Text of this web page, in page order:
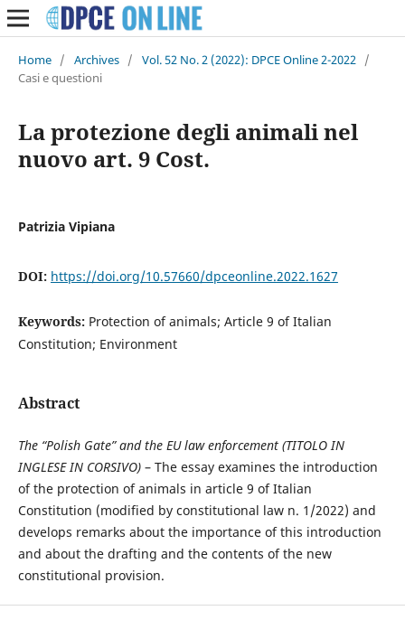
Home / Archives / Vol. 52 No. 2 (2022): DPCE Online 2-2022 /
Casi e questioni
La protezione degli animali nel
nuovo art. 9 Cost.
Patrizia Vipiana
DOI: https://doi.org/10.57660/dpceonline.2022.1627
Keywords: Protection of animals; Article 9 of Italian
Constitution; Environment
Abstract
The “Polish Gate” and the EU law enforcement (TITOLO IN
INGLESE IN CORSIVO)– The essay examines the introduction
of the protection of animals in article 9 of Italian
Constitution (modified by constitutional law n. 1/2022) and
develops remarks about the importance of this introduction
and about the drafting and the contents of the new
constitutional provision.